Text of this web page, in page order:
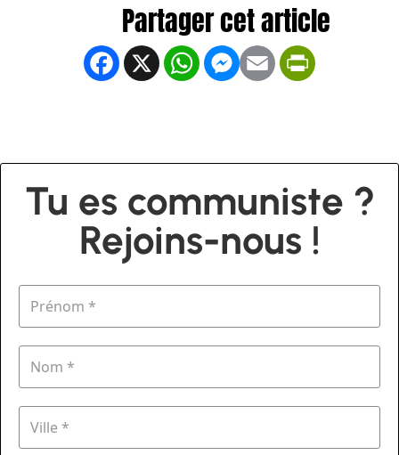
Facebook
X WhatsApp
Messenger
Email
Tu es communiste ?
Rejoins-nous !